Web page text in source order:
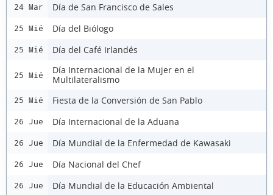
24 Mar Día de San Francisco de Sales
25 Mié Día del Biólogo
25 Mié Día del Café Irlandés
25 Mié
Día Internacional de la Mujer en el
Multilateralismo
25 Mié Fiesta de la Conversión de San Pablo
26 Jue Día Internacional de la Aduana
26 Jue Día Mundial de la Enfermedad de Kawasaki
26 Jue Día Nacional del Chef
26 Jue Día Mundial de la Educación Ambiental